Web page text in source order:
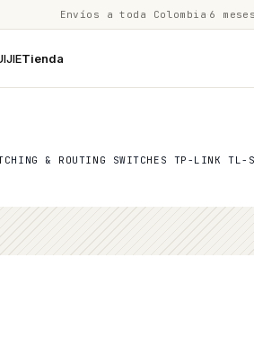
Envíos a toda Colombia 6
Tienda
& ROUTING SWITCHES TP-LINK TL-